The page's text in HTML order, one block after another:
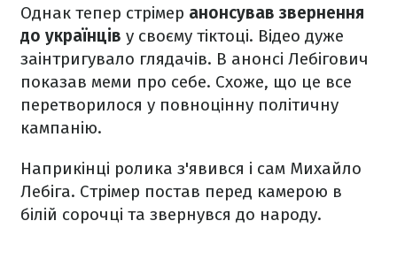
Однак тепер стрімер анонсував звернення
до українців у своєму тіктоці. Відео дуже
заінтригувало глядачів. В анонсі Лебігович
показав меми про себе. Схоже, що це все
перетворилося у повноцінну політичну
кампанію.
Наприкінці ролика з'явився і сам Михайло
Лебіга. Стрімер постав перед камерою в
білій сорочці та звернувся до народу.